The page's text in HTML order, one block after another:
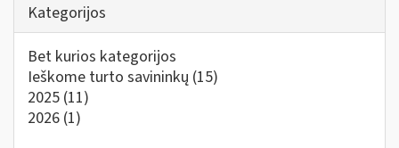
Kategorijos
Bet kurios kategorijos
Ieškome turto savininkų (15)
2025 (11)
2026 (1)